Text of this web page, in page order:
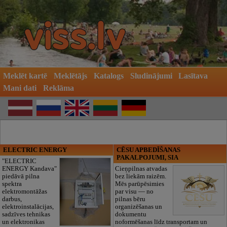
Meklēt kartē Meklētājs Katalogs Sludinājumi
Lasītava
Mani dati
Reklāma
ELECTRIC ENERGY
"ELECTRIC
ENERGY Kandava"
piedāvā pilna
spektra
elektromontāžas
darbus,
elektroinstalācijas,
sadzīves tehnikas
un elektronikas
CĒSU APBEDĪŠANAS
PAKALPOJUMI, SIA
Cieņpilnas atvadas
bez liekām raizēm.
Mēs parūpēsimies
par visu — no
pilnas bēru
organizēšanas un
dokumentu
noformēšanas līdz transportam un